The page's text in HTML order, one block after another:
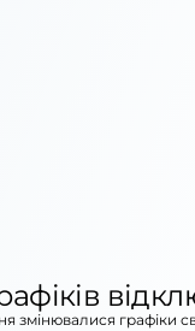
змінювалися графіки